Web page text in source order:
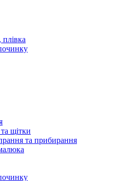
щітки
та прибирання